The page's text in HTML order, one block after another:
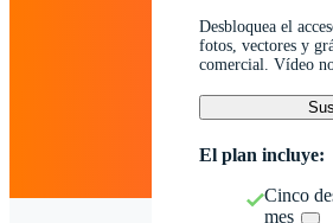
Desbloquea el
fotos, vectores y
comercial. Vídeo
El plan incluye:
Cinco
mes